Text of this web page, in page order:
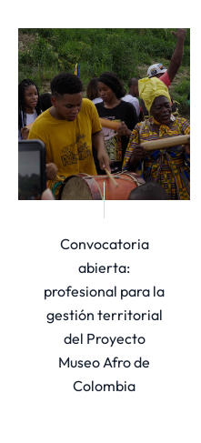
Convocatoria
abierta:
profesional para la
gestión territorial
del Proyecto
Museo Afro de
Colombia